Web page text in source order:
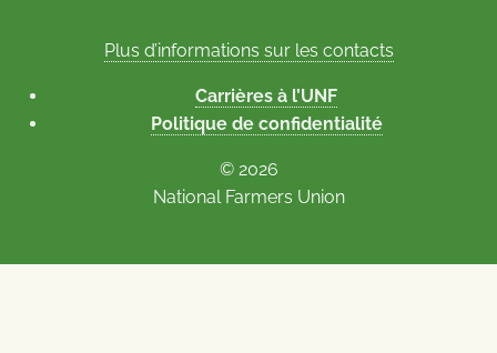
Plus d’informations sur les contacts
Carrières à l’UNF
Politique de confidentialité
© 2026
National Farmers Union